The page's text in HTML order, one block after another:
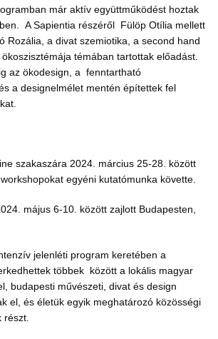
már aktív együttműködést hoztak
A Sapientia részéről Fülöp Otília mellett
Rozália, a divat szemiotika, a second hand
témában tartottak előadást.
az ökodesign, a fenntartható
a designelmélet mentén építettek fel
szakaszára 2024. március 25-28. között
egyéni kutatómunka követte.
május 6-10. között zajlott Budapesten,
jelenléti program keretében a
többek között a lokális magyar
budapesti művészeti, divat és design
el, és életük egyik meghatározó közösségi